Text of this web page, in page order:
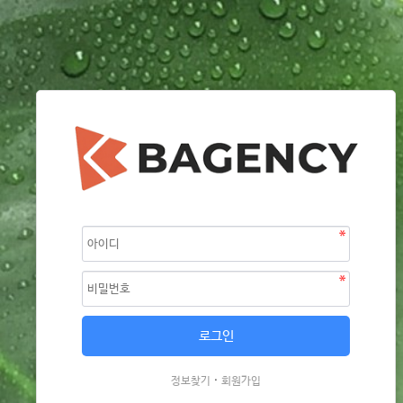
정보찾기 · 회원가입